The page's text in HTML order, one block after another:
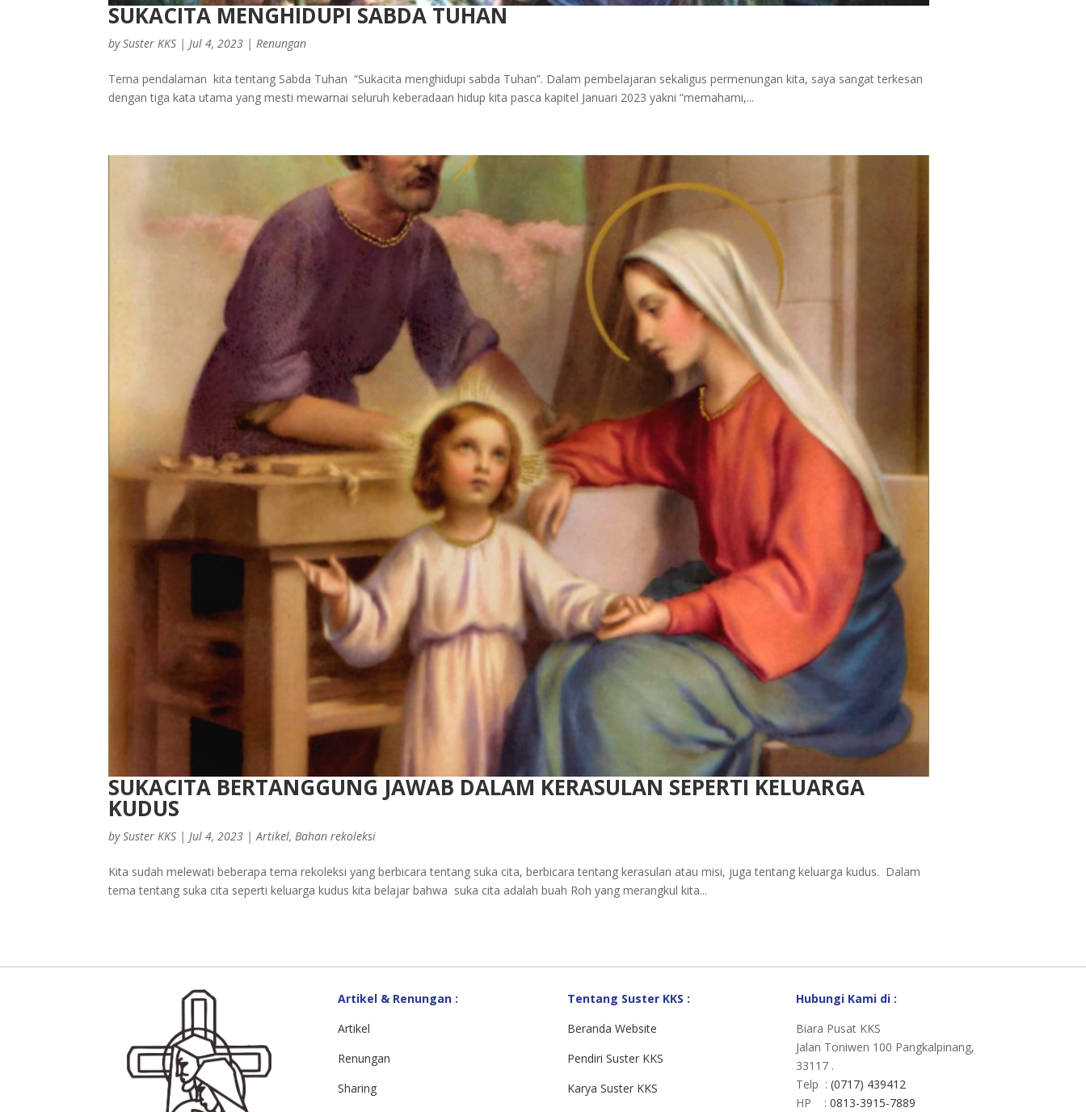
SUKACITA MENGHIDUPI SABDA TUHAN
bySuster KKS |Jul 4, 2023 |Renungan
Tema pendalaman kita tentang Sabda Tuhan “Sukacita menghidupi sabda Tuhan”. Dalam pembelajaran sekaligus permenungan kita, saya sangat terkesan
dengan tiga kata utama yang mesti mewarnai seluruh keberadaan hidup kita pasca kapitel Januari 2023 yakni “memahami,...
SUKACITA BERTANGGUNG JAWAB DALAM KERASULAN SEPERTI KELUARGA
KUDUS
bySuster KKS |Jul 4, 2023 |Artikel,Bahan rekoleksi
Kita sudah melewati beberapa tema rekoleksi yang berbicara tentang suka cita, berbicara tentang kerasulan atau misi, juga tentang keluarga kudus. Dalam
tema tentang suka cita seperti keluarga kudus kita belajar bahwa suka cita adalah buah Roh yang merangkul kita...
Artikel & Renungan :
Artikel
Renungan
Sharing
Tentang Suster KKS :
Beranda Website
Pendiri Suster KKS
Karya Suster KKS
Hubungi Kami di :
Biara Pusat KKS
Jalan Toniwen 100 Pangkalpinang,
33117 .
Telp :(0717) 439412
HP :0813-3915-7889